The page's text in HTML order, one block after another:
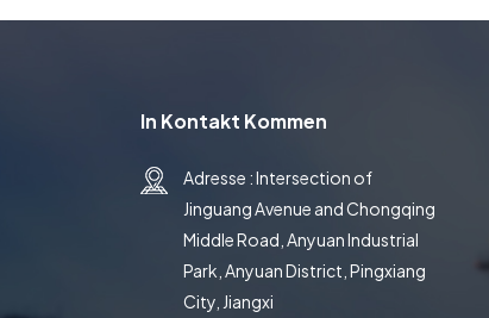
In Kontakt Kommen
Adresse : Intersection of
Jinguang Avenue and Chongqing
Middle Road, Anyuan Industrial
Park, Anyuan District, Pingxiang
City, Jiangxi